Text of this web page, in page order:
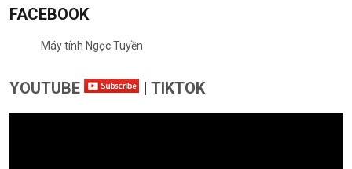
FACEBOOK
Máy tính Ngọc Tuyền
YOUTUBE | TIKTOK